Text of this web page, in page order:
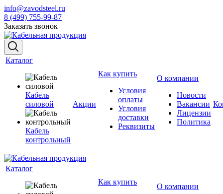
info@zavodsteel.ru
8 (499) 755-99-87
Заказать звонок
Каталог
Кабель
силовой
Кабель
контрольный
Акции
Как купить
Условия
оплаты
Условия
доставки
Реквизиты
О компании
Новости
Вакансии
Лицензии
Политика
Каталог
Как купить
О компании